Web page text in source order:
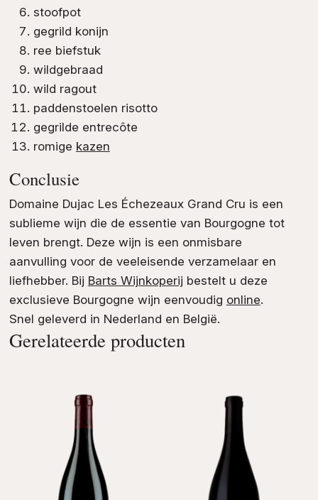
stoofpot
gegrild konijn
ree biefstuk
wildgebraad
wild ragout
paddenstoelen risotto
gegrilde entrecôte
romige kazen
Conclusie
Domaine Dujac Les Échezeaux Grand Cru is een
sublieme wijn die de essentie van Bourgogne tot
leven brengt. Deze wijn is een onmisbare
aanvulling voor de veeleisende verzamelaar en
liefhebber. Bij Barts Wijnkoperij bestelt u deze
exclusieve Bourgogne wijn eenvoudig online.
Snel geleverd in Nederland en België.
Gerelateerde producten